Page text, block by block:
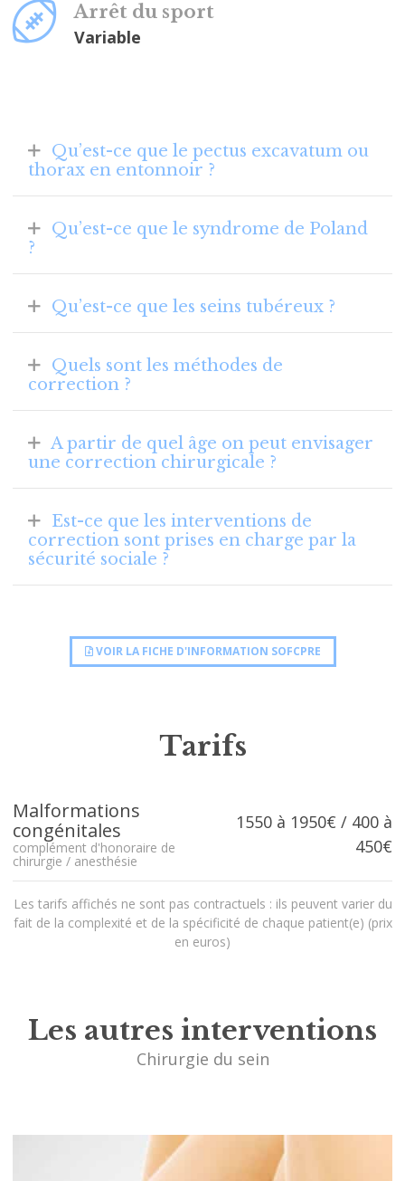
Arrêt du sport
Variable
Qu’est-ce que le pectus excavatum ou
thorax en entonnoir ?
Qu’est-ce que le syndrome de Poland
?
Qu’est-ce que les seins tubéreux ?
Quels sont les méthodes de
correction ?
A partir de quel âge on peut envisager
une correction chirurgicale ?
Est-ce que les interventions de
correction sont prises en charge par la
sécurité sociale ?
VOIR LA FICHE D'INFORMATION SOFCPRE
Tarifs
Malformations
congénitales
complément d'honoraire de
chirurgie / anesthésie
1550 à 1950€ / 400 à
450€
Les tarifs affichés ne sont pas contractuels : ils peuvent varier du
fait de la complexité et de la spécificité de chaque patient(e) (prix
en euros)
Les autres interventions
Chirurgie du sein